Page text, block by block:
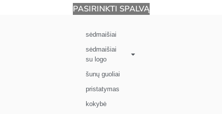
PASIRINKTI SPALVĄ
sėdmaišiai
sėdmaišiai
su logo
šunų guoliai
pristatymas
kokybė